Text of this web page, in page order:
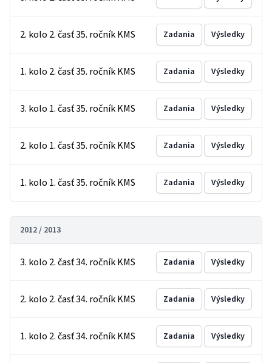
2. kolo 2. časť 35. ročník KMS Zadania Výsledky
1. kolo 2. časť 35. ročník KMS Zadania Výsledky
3. kolo 1. časť 35. ročník KMS Zadania Výsledky
2. kolo 1. časť 35. ročník KMS Zadania Výsledky
1. kolo 1. časť 35. ročník KMS Zadania Výsledky
2012 / 2013
3. kolo 2. časť 34. ročník KMS Zadania Výsledky
2. kolo 2. časť 34. ročník KMS Zadania Výsledky
1. kolo 2. časť 34. ročník KMS Zadania Výsledky